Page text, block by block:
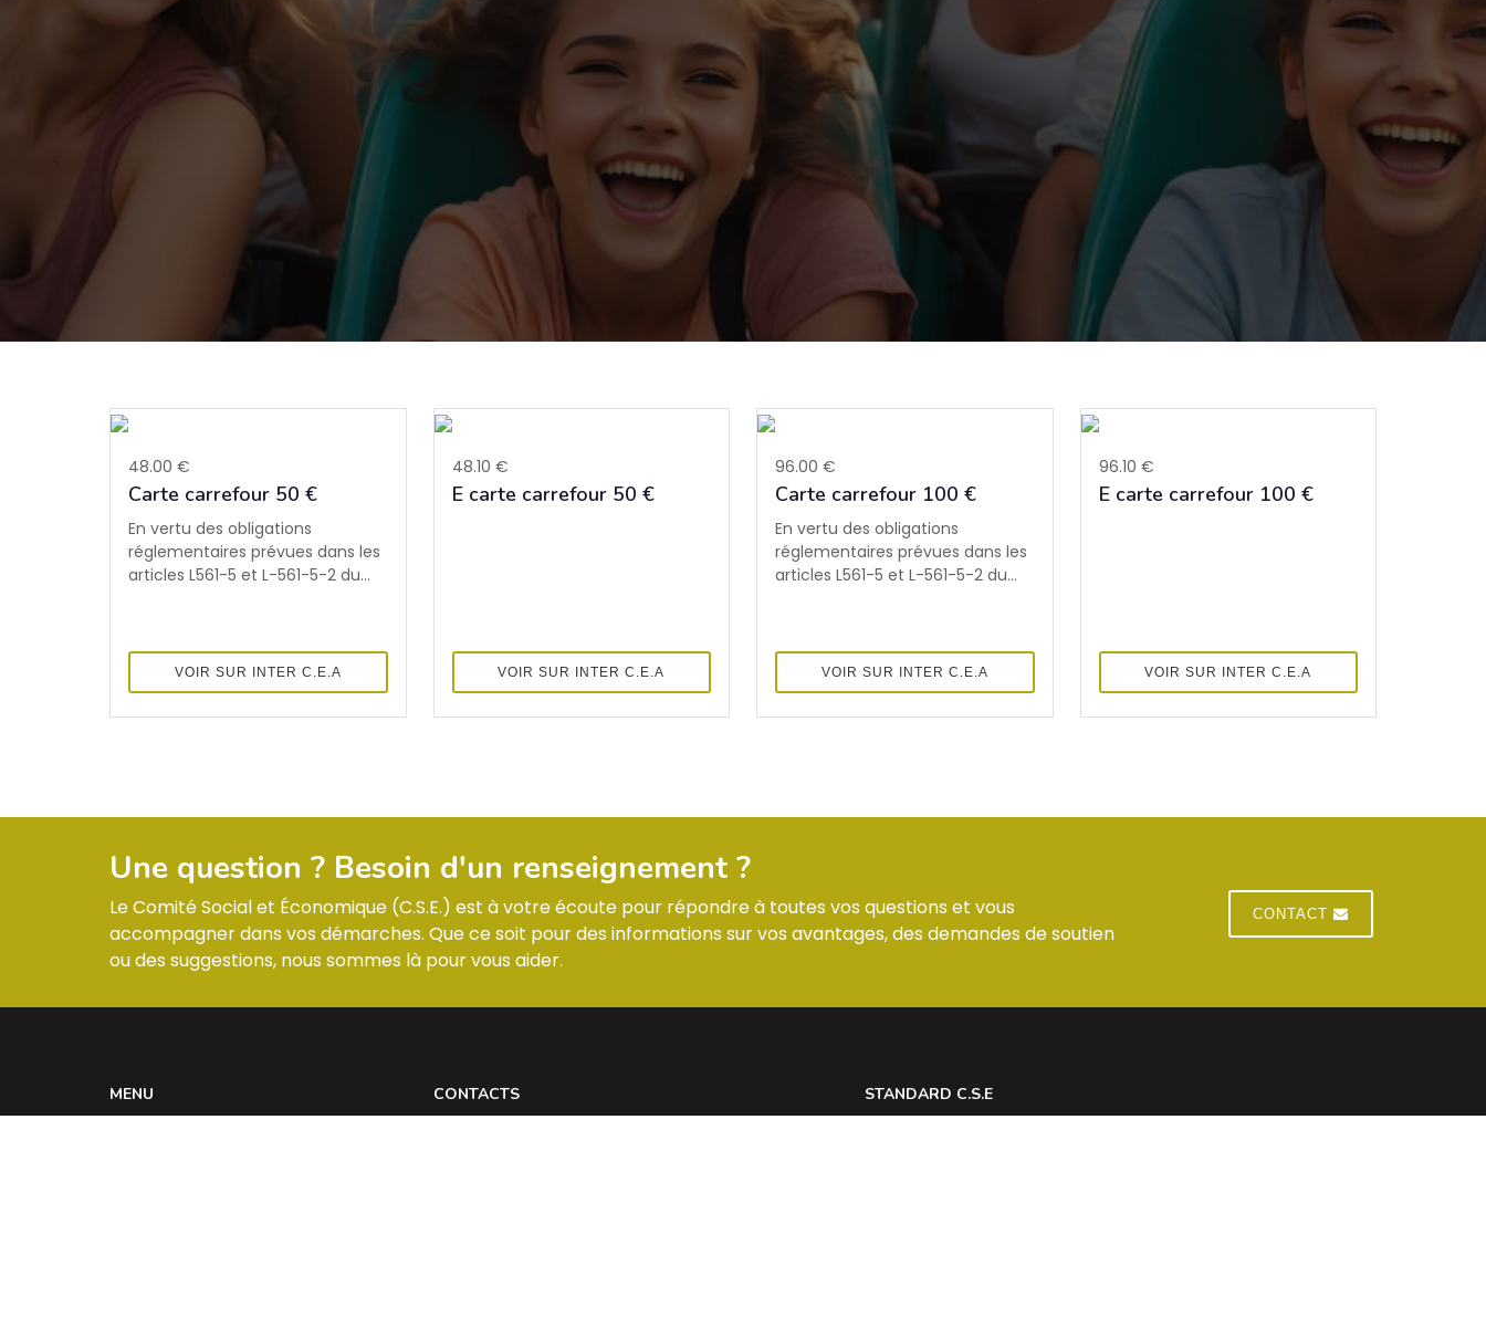
48.00 €
Carte carrefour 50 €
En vertu des obligations
réglementaires prévues dans les
articles L561-5 et L-561-5-2 du...
VOIR SUR INTER C.E.A
48.10 €
E carte carrefour 50 €
VOIR SUR INTER C.E.A
96.00 €
Carte carrefour 100 €
En vertu des obligations
réglementaires prévues dans les
articles L561-5 et L-561-5-2 du...
VOIR SUR INTER C.E.A
96.10 €
E carte carrefour 100 €
VOIR SUR INTER C.E.A
Une question ? Besoin d'un renseignement ?
Le Comité Social et Économique (C.S.E.) est à votre écoute pour répondre à toutes vos questions et vous
accompagner dans vos démarches. Que ce soit pour des informations sur vos avantages, des demandes de soutien
ou des suggestions, nous sommes là pour vous aider.
CONTACT
MENU CONTACTS STANDARD C.S.E